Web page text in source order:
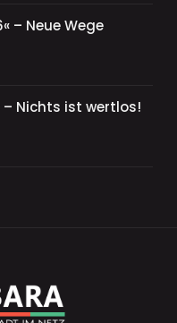
– Neue Wege
Nichts ist wertlos!